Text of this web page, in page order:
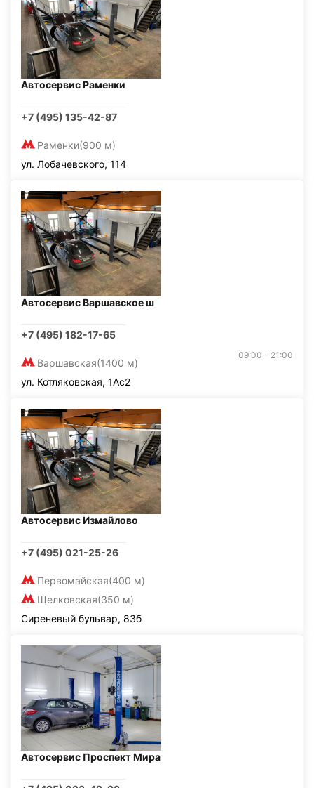
Автосервис Раменки
+7 (495) 135-42-87
Раменки(900 м)
ул. Лобачевского, 114
Автосервис Варшавское ш
+7 (495) 182-17-65
Варшавская(1400 м)
09:00 - 21:00
ул. Котляковская, 1Ас2
Автосервис Измайлово
+7 (495) 021-25-26
Первомайская(400 м)
Щелковская(350 м)
Сиреневый бульвар, 83б
Автосервис Проспект Мира